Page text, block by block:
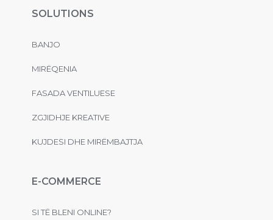
SOLUTIONS
BANJO
MIRËQENIA
FASADA VENTILUESE
ZGJIDHJE KREATIVE
KUJDESI DHE MIRËMBAJTJA
E-COMMERCE
SI TË BLENI ONLINE?